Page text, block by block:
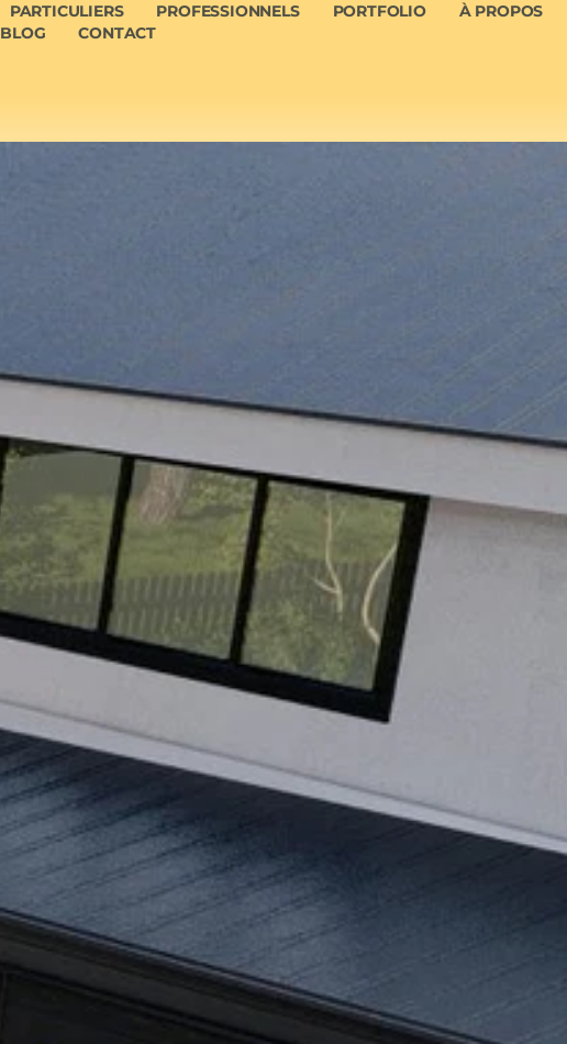
PARTICULIERS PROFESSIONNELS PORTFOLIO
À PROPOS
BLOG CONTACT